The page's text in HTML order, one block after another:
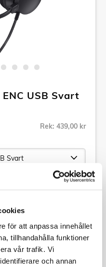
för att anpassa innehållet
tillhandahålla funktioner
vår trafik. Vi
och annan
USB Svart
Rek: 439,00 kr